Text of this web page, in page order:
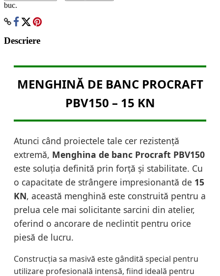
buc.
Descriere
MENGHINĂ DE BANC PROCRAFT
PBV150 – 15 KN
Atunci când proiectele tale cer rezistență
extremă, Menghina de banc Procraft PBV150
este soluția definită prin forță și stabilitate. Cu
o capacitate de strângere impresionantă de 15
KN, această menghină este construită pentru a
prelua cele mai solicitante sarcini din atelier,
oferind o ancorare de neclintit pentru orice
piesă de lucru.
Construcția sa masivă este gândită special pentru
utilizare profesională intensă, fiind ideală pentru